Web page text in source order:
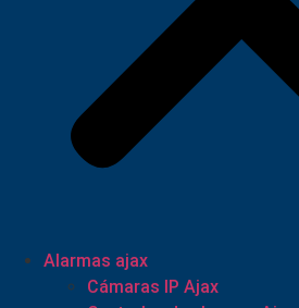
Alarmas ajax
Cámaras IP Ajax